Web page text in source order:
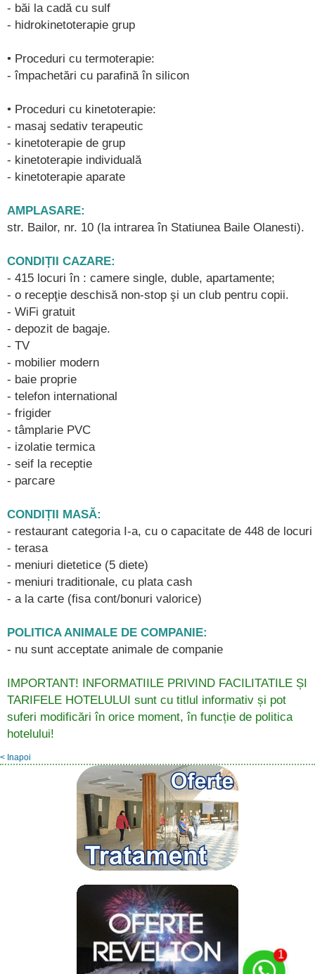
- băi la cadă cu sulf
- hidrokinetoterapie grup
• Proceduri cu termoterapie:
- împachetări cu parafină în silicon
• Proceduri cu kinetoterapie:
- masaj sedativ terapeutic
- kinetoterapie de grup
- kinetoterapie individuală
- kinetoterapie aparate
AMPLASARE:
str. Bailor, nr. 10 (la intrarea în Statiunea Baile Olanesti).
CONDIȚII CAZARE:
- 415 locuri în : camere single, duble, apartamente;
- o recepţie deschisă non-stop şi un club pentru copii.
- WiFi gratuit
- depozit de bagaje.
- TV
- mobilier modern
- baie proprie
- telefon international
- frigider
- tâmplarie PVC
- izolatie termica
- seif la receptie
- parcare
CONDIȚII MASĂ:
- restaurant categoria I-a, cu o capacitate de 448 de locuri
- terasa
- meniuri dietetice (5 diete)
- meniuri traditionale, cu plata cash
- a la carte (fisa cont/bonuri valorice)
POLITICA ANIMALE DE COMPANIE:
- nu sunt acceptate animale de companie
IMPORTANT! INFORMATIILE PRIVIND FACILITATILE ȘI
TARIFELE HOTELULUI sunt cu titlul informativ și pot
suferi modificări în orice moment, în funcție de politica
hotelului!
< Inapoi